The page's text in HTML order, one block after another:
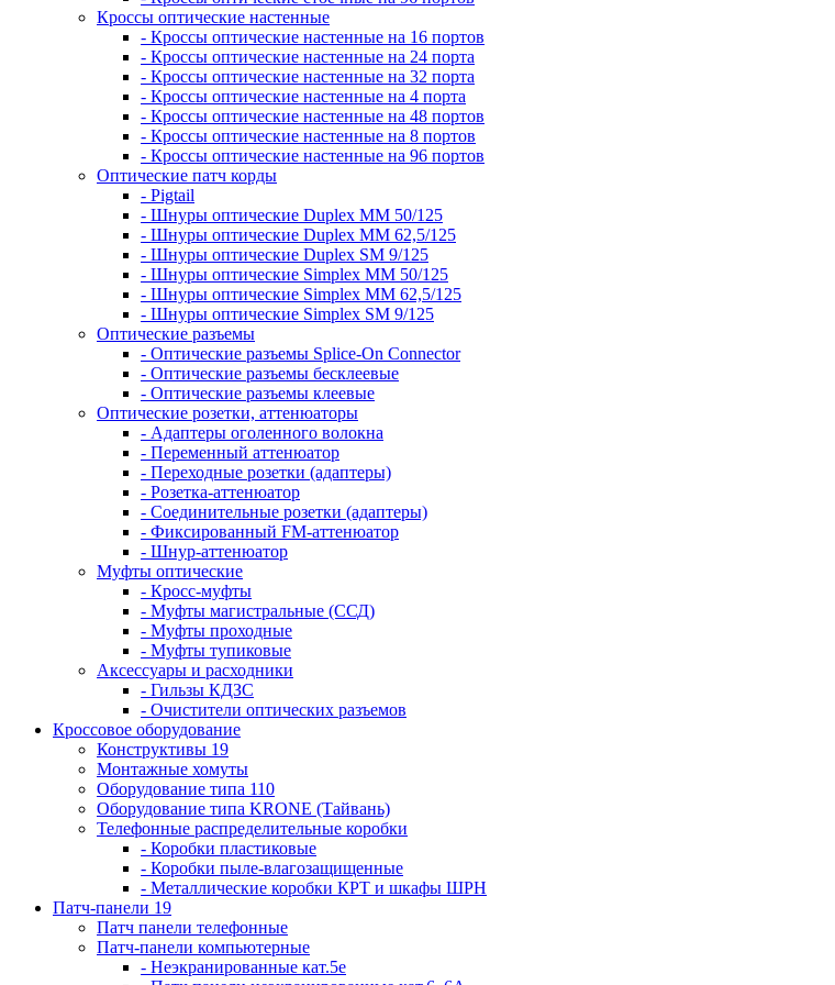
Кроссы оптические настенные
- Кроссы оптические настенные на 16 портов
- Кроссы оптические настенные на 24 порта
- Кроссы оптические настенные на 32 порта
- Кроссы оптические настенные на 4 порта
- Кроссы оптические настенные на 48 портов
- Кроссы оптические настенные на 8 портов
- Кроссы оптические настенные на 96 портов
Оптические патч корды
- Pigtail
- Шнуры оптические Duplex MM 50/125
- Шнуры оптические Duplex MM 62,5/125
- Шнуры оптические Duplex SM 9/125
- Шнуры оптические Simplex MM 50/125
- Шнуры оптические Simplex MM 62,5/125
- Шнуры оптические Simplex SM 9/125
Оптические разъемы
- Оптические разъемы Splice-On Connector
- Оптические разъемы бесклеевые
- Оптические разъемы клеевые
Оптические розетки, аттенюаторы
- Адаптеры оголенного волокна
- Переменный аттенюатор
- Переходные розетки (адаптеры)
- Розетка-аттенюатор
- Соединительные розетки (адаптеры)
- Фиксированный FM-аттенюатор
- Шнур-аттенюатор
Муфты оптические
- Кросс-муфты
- Муфты магистральные (ССД)
- Муфты проходные
- Муфты тупиковые
Аксессуары и расходники
- Гильзы КДЗС
- Очистители оптических разъемов
Кроссовое оборудование
Конструктивы 19
Монтажные хомуты
Оборудование типа 110
Оборудование типа KRONE (Тайвань)
Телефонные распределительные коробки
- Коробки пластиковые
- Коробки пыле-влагозащищенные
- Металлические коробки КРТ и шкафы ШРН
Патч-панели 19
Патч панели телефонные
Патч-панели компьютерные
- Неэкранированные кат.5е